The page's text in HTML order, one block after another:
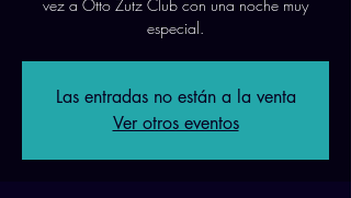
vez a Otto Zutz Club con una noche muy
Las entradas no están a la venta
Ver otros eventos